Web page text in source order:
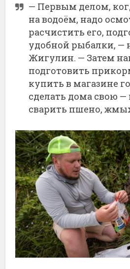
— Первым делом,
на водоём, надо
расчистить его,
удобной рыбалки, —
Жигулин. — Затем
подготовить
купить в магазине
сделать дома свою
сварить пшено,